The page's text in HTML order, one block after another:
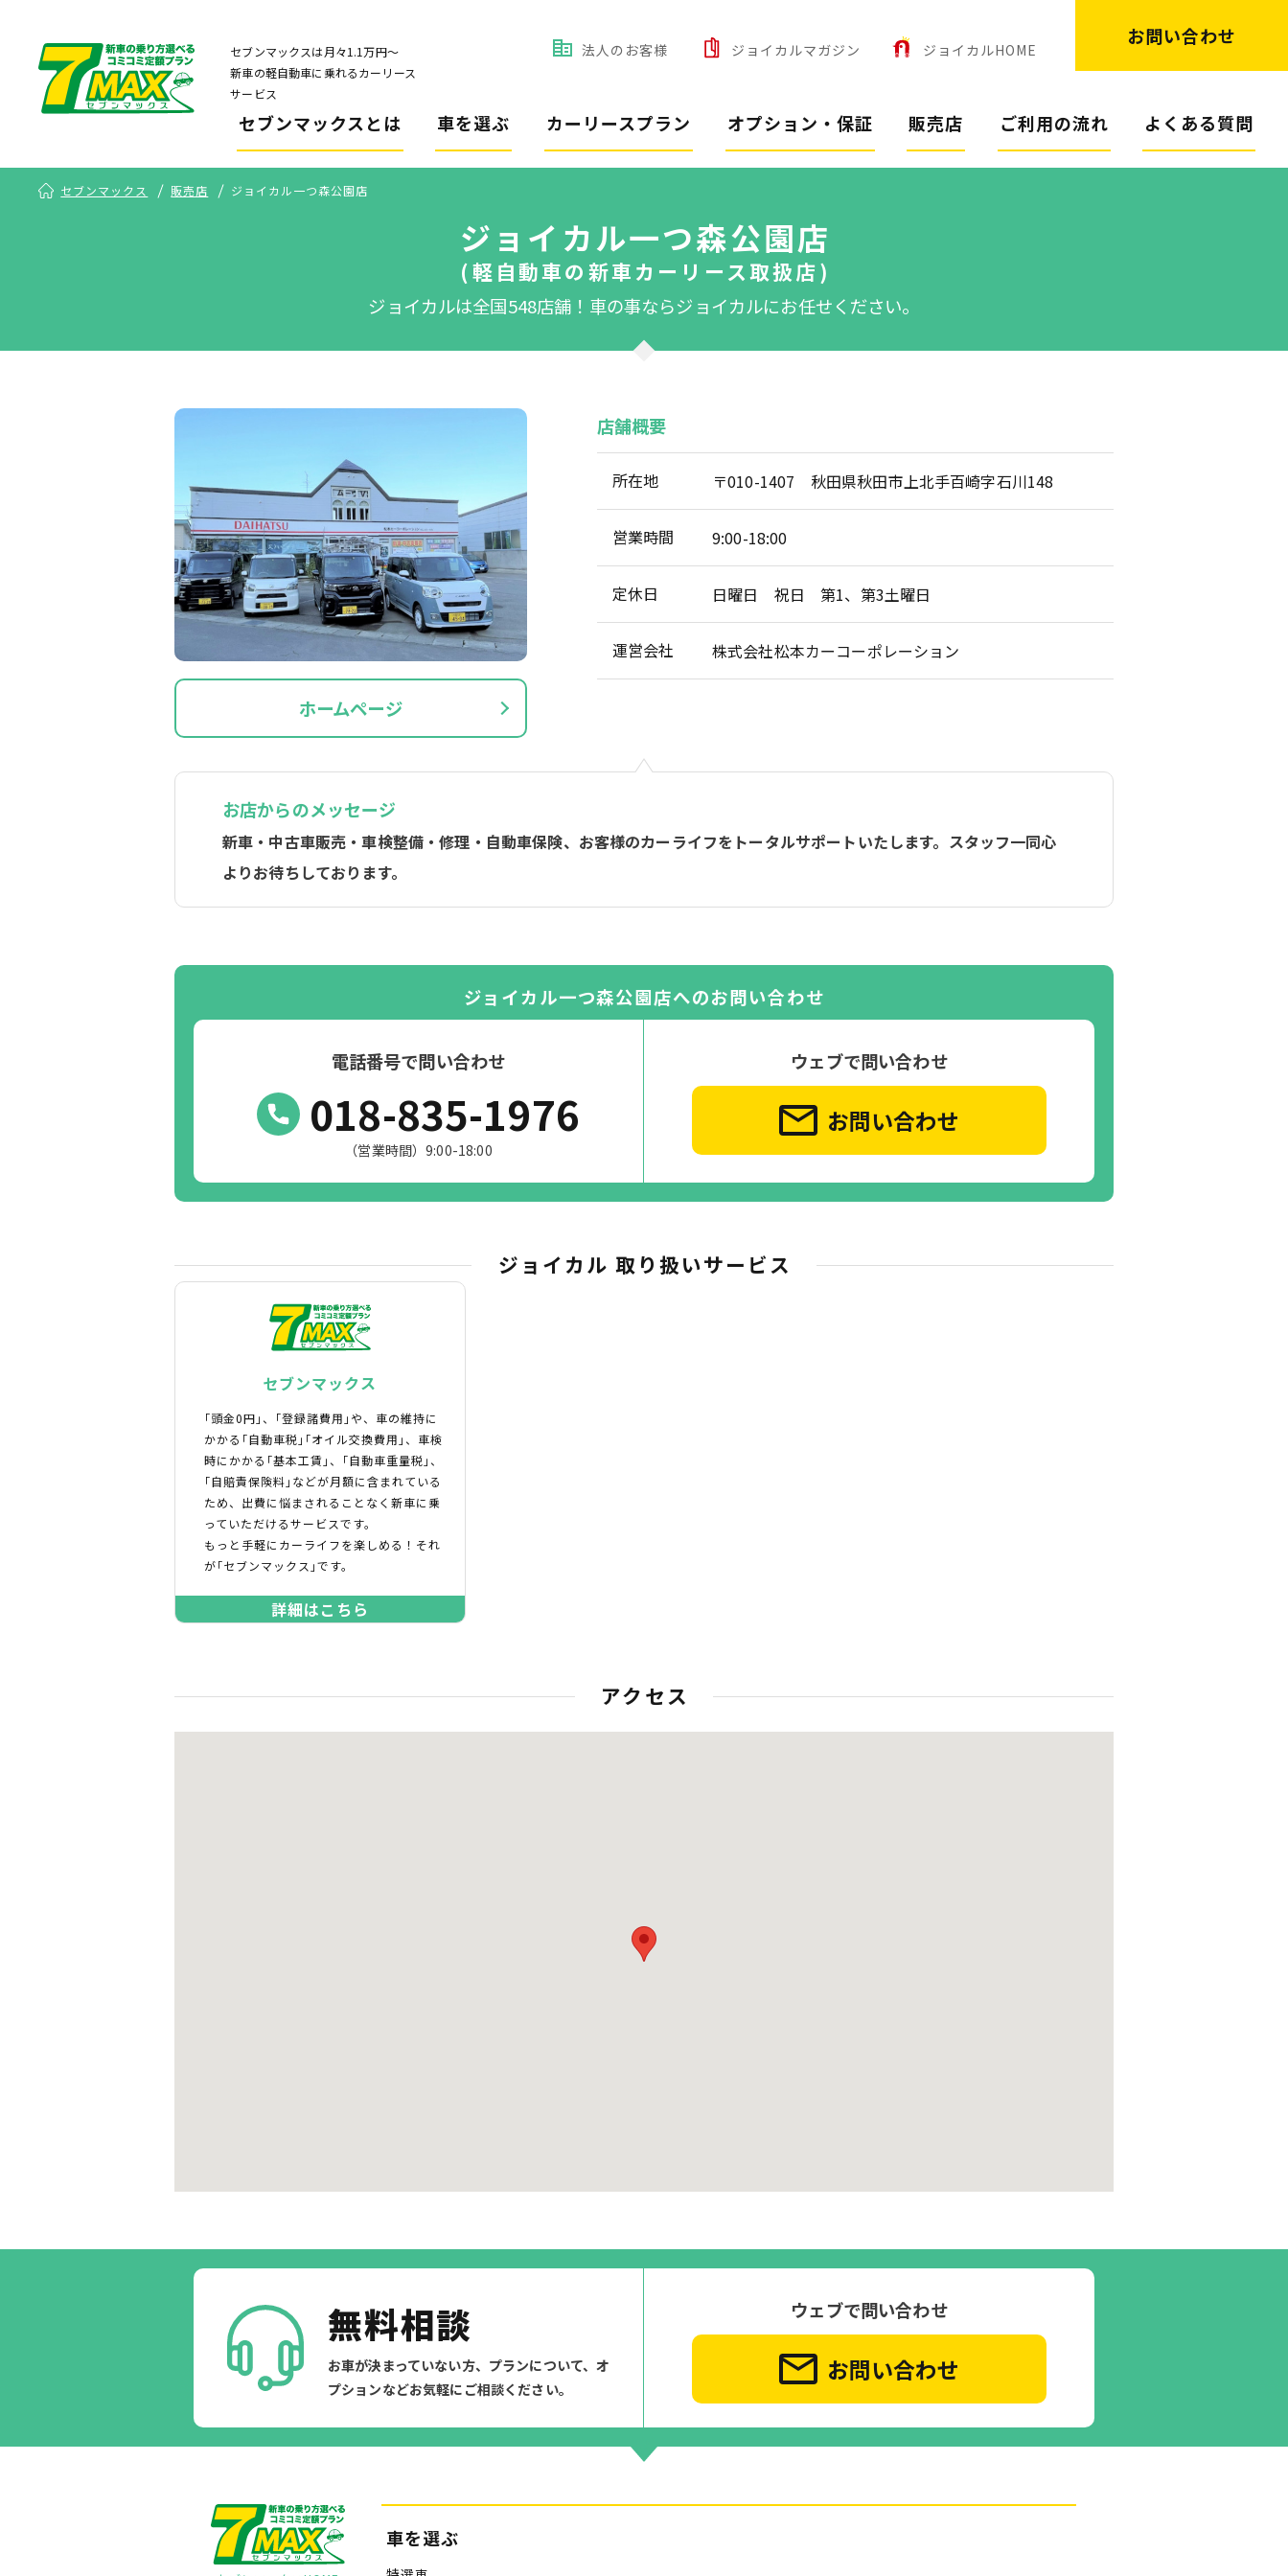
セブンマックスは月々1.1万円〜
新車の軽自動車に乗れるカーリース
サービス
法人のお客様 ジョイカルマガジン ジョイカルHOME
お問い合わせ
セブンマックスとは 車を選ぶ カーリースプラン オプション・保証 販売店 ご利用の流れ よくある質問
セブンマックス 販売店 ジョイカル一つ森公園店
ジョイカル一つ森公園店
(軽自動車の新車カーリース取扱店)
ジョイカルは全国548店舗！ 車の事ならジョイカルにお任せください。
ホームページ
店舗概要
所在地 〒010-1407 秋田県秋田市上北手百崎字石川148
営業時間 9:00-18:00
定休日 日曜日 祝日 第1、第3土曜日
運営会社 株式会社松本カーコーポレーション
お店からのメッセージ
新車・中古車販売・車検整備・修理・自動車保険、お客様のカーライフをトータルサポートいたします。スタッフ一同心
よりお待ちしております。
ジョイカル一つ森公園店へのお問い合わせ
電話番号で問い合わせ
018-835-1976
（営業時間）9:00-18:00
ウェブで問い合わせ
お問い合わせ
ジョイカル 取り扱いサービス
セブンマックス
｢頭金0円｣、｢登録諸費用｣や、車の維持に
かかる｢自動車税｣｢オイル交換費用｣、車検
時にかかる｢基本工賃｣、｢自動車重量税｣、
｢自賠責保険料｣などが月額に含まれている
ため、出費に悩まされることなく新車に乗
っていただけるサービスです。
もっと手軽にカーライフを楽しめる！それ
が｢セブンマックス｣です。
詳細はこちら
アクセス
無料相談
お車が決まっていない方、プランについて、オ
プションなどお気軽にご相談ください。
ウェブで問い合わせ
お問い合わせ
車を選ぶ